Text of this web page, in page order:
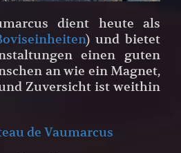
dient heute als
) und bietet
einen guten
an wie ein Magnet,
Zuversicht ist weithin
de Vaumarcus